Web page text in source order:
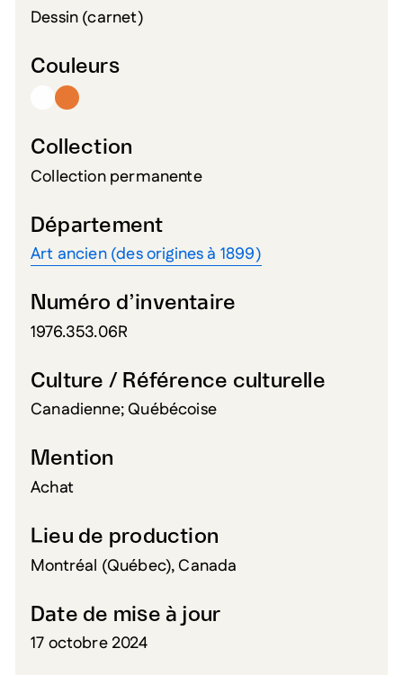
Dessin (carnet)
Couleurs
Collection
Collection permanente
Département
Art ancien (des origines à 1899)
Numéro d’inventaire
1976.353.06R
Culture / Référence culturelle
Canadienne; Québécoise
Mention
Achat
Lieu de production
Montréal (Québec), Canada
Date de mise à jour
17 octobre 2024